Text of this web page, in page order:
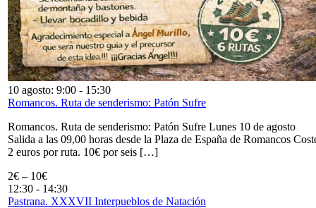
10 agosto: 9:00 - 15:30
Romancos. Ruta de senderismo: Patón Sufre
Romancos. Ruta de senderismo: Patón Sufre Lunes 10 de agosto
Salida a las 09,00 horas desde la Plaza de España de Romancos
2 euros por ruta. 10€ por seis […]
2€ – 10€
12:30 - 14:30
Pastrana. XXXVII Interpueblos de Natación